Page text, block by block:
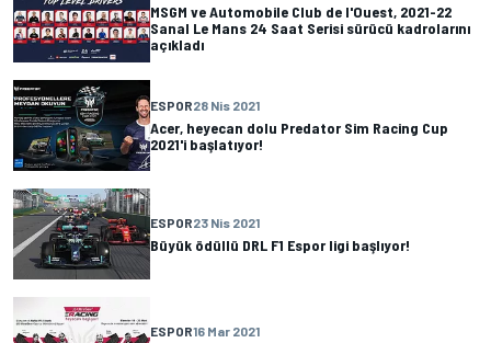
MSGM ve Automobile Club de l'Ouest, 2021-22
Sanal Le Mans 24 Saat Serisi sürücü kadrolarını
açıkladı
ESPOR28 Nis 2021
Acer, heyecan dolu Predator Sim Racing Cup
2021'i başlatıyor!
ESPOR23 Nis 2021
Büyük ödüllü DRL F1 Espor ligi başlıyor!
ESPOR16 Mar 2021